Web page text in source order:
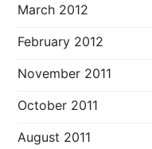
March 2012
February 2012
November 2011
October 2011
August 2011